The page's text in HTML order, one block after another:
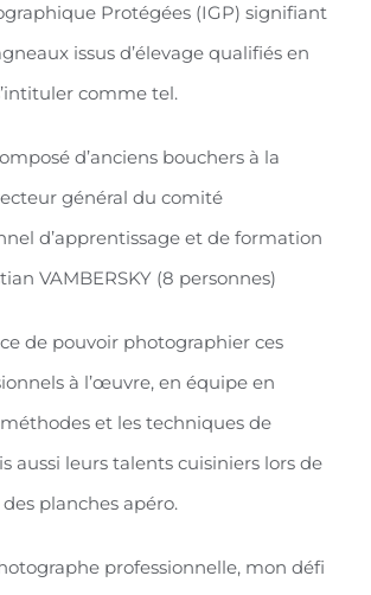
Protégées (IGP) signifiant
issus d’élevage qualifiés en
comme tel.
d’anciens bouchers à la
général du comité
d’apprentissage et de formation
VAMBERSKY (8 personnes)
de pouvoir photographier ces
à l’œuvre, en équipe en
et les techniques de
aussi leurs talents cuisiniers lors de
planches apéro.
professionnelle, mon défi